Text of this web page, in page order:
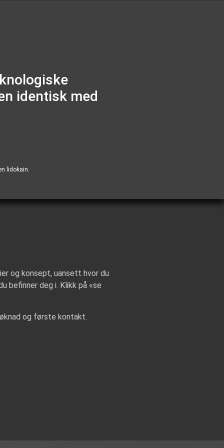
identisk med
lidokain.
og konsept, uansett hvor du
befinner deg i. Klikk på «se
og første kontakt.